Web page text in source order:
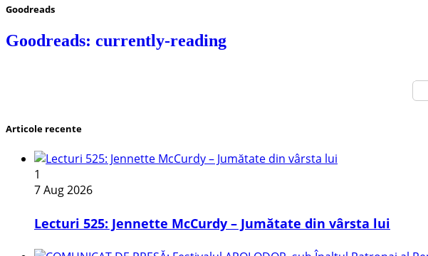
Goodreads
Goodreads: currently-reading
Articole recente
1
7 Aug 2026
Lecturi 525: Jennette McCurdy – Jumătate din vârsta lui